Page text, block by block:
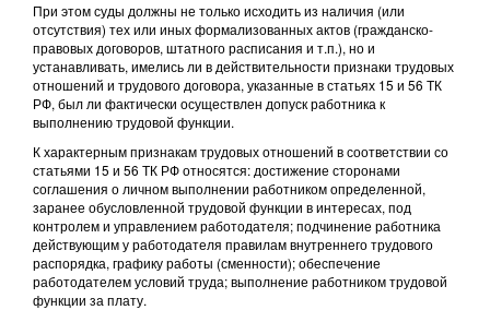
При этом суды должны не только исходить из наличия (или
отсутствия) тех или иных формализованных актов (гражданско-
правовых договоров, штатного расписания и т.п.), но и
устанавливать, имелись ли в действительности признаки трудовых
отношений и трудового договора, указанные в статьях 15 и 56 ТК
РФ, был ли фактически осуществлен допуск работника к
выполнению трудовой функции.
К характерным признакам трудовых отношений в соответствии со
статьями 15 и 56 ТК РФ относятся: достижение сторонами
соглашения о личном выполнении работником определенной,
заранее обусловленной трудовой функции в интересах, под
контролем и управлением работодателя; подчинение работника
действующим у работодателя правилам внутреннего трудового
распорядка, графику работы (сменности); обеспечение
работодателем условий труда; выполнение работником трудовой
функции за плату.